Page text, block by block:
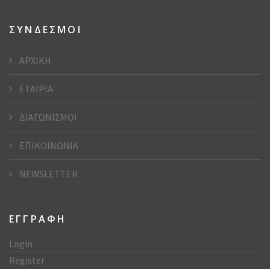
ΣΥΝΔΕΣΜΟΙ
ΑΡΧΙΚΗ
ΕΤΑΙΡΙΑ
ΔΙΑΓΩΝΙΣΜΟΙ
ΕΠΙΚΟΙΝΩΝΙΑ
NEWSLETTER
ΕΓΓΡΑΦΗ
Login
Register